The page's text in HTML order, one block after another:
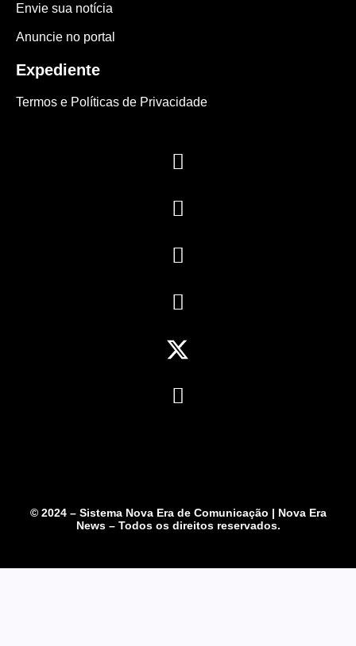
Envie sua notícia
Anuncie no portal
Expediente
Termos e Políticas de Privacidade
© 2024 – Sistema Nova Era de Comunicação | Nova Era
News – Todos os direitos reservados.